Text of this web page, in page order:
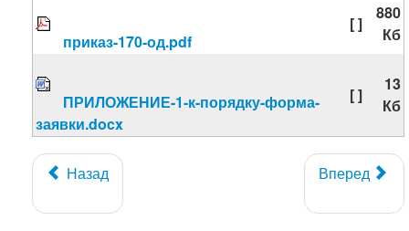
приказ-170-од.pdf
[ ]
880
Кб
ПРИЛОЖЕНИЕ-1-к-порядку-форма-
заявки.docx
[ ]
13
Кб
Назад Вперед